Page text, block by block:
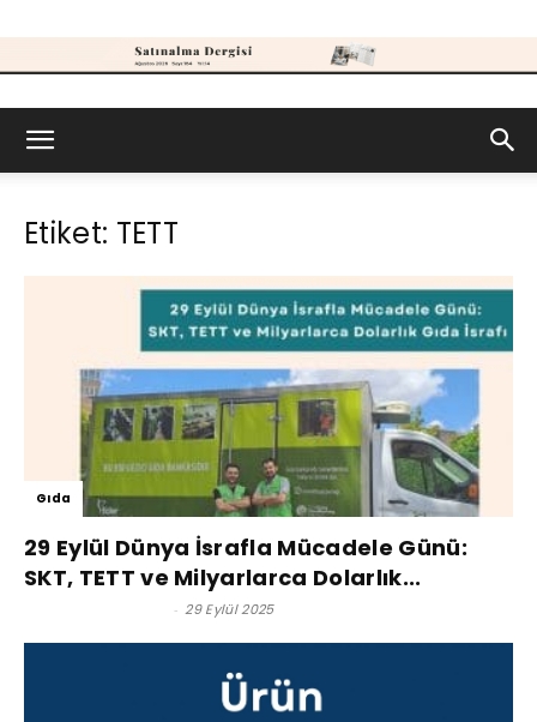
Etiket: TETT
Gıda
29 Eylül Dünya İsrafla Mücadele Günü:
SKT, TETT ve Milyarlarca Dolarlık...
- 29 Eylül 2025